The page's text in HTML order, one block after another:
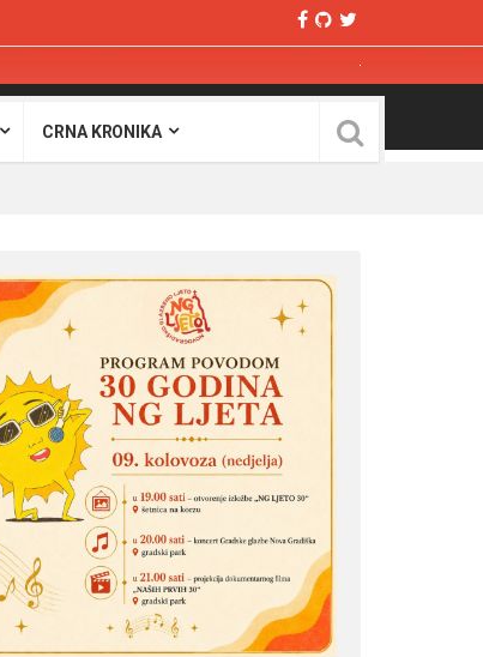
CRNA KRONIKA